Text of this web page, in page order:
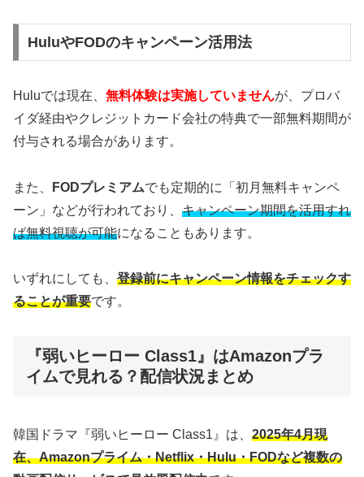
HuluやFODのキャンペーン活用法
Huluでは現在、 無料体験は実施していませんが、プロバ
イダ経由やクレジットカード会社の特典で一部無料期間が
付与される場合があります。
また、 FODプレミアムでも定期的に「初月無料キャンペ
ーン」などが行われており、 キャンペーン期間を活用すれ
ば無料視聴が可能になることもあります。
いずれにしても、 登録前にキャンペーン情報をチェックす
ることが重要です。
『弱いヒーロー Class1』はAmazonプラ
イムで見れる？配信状況まとめ
韓国ドラマ『弱いヒーロー Class1』は、 2025年4月現
在、Amazonプライム・Netflix・Hulu・FODなど複数の